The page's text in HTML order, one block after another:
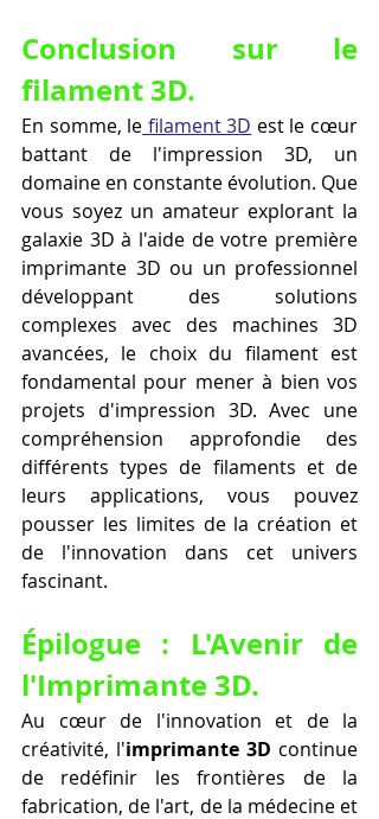
Conclusion sur le
filament 3D.
En somme, le filament 3D est le cœur
battant de l'impression 3D, un
domaine en constante évolution. Que
vous soyez un amateur explorant la
galaxie 3D à l'aide de votre première
imprimante 3D ou un professionnel
développant des solutions
complexes avec des machines 3D
avancées, le choix du filament est
fondamental pour mener à bien vos
projets d'impression 3D. Avec une
compréhension approfondie des
différents types de filaments et de
leurs applications, vous pouvez
pousser les limites de la création et
de l'innovation dans cet univers
fascinant.
Épilogue : L'Avenir de
l'Imprimante 3D.
Au cœur de l'innovation et de la
créativité, l'imprimante 3D continue
de redéfinir les frontières de la
fabrication, de l'art, de la médecine et